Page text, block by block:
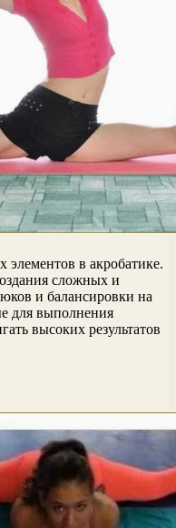
в акробатике.
сложных и
и балансировки на
для выполнения
высоких результатов